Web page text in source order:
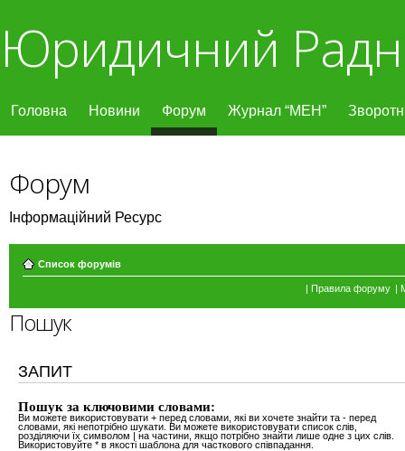
Юридичний
Головна Новини Форум Журнал “МЕН”
Форум
Інформаційний Ресурс
Список форумів
| Правила форуму |
Пошук
ЗАПИТ
Пошук за ключовими словами:
Ви можете використовувати + перед словами, які ви хочете знайти та - перед
словами, які непотрібно шукати. Ви можете використовувати список слів,
розділяючи їх символом | на частини, якщо потрібно знайти лише одне з цих слів.
Використовуйте * в якості шаблона для часткового співпадання.